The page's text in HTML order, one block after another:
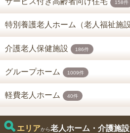
158件
特別養護老人ホーム（老人福祉施設
介護老人保健施設 186件
グループホーム 1009件
軽費老人ホーム 40件
エリアから老人ホーム・介護施